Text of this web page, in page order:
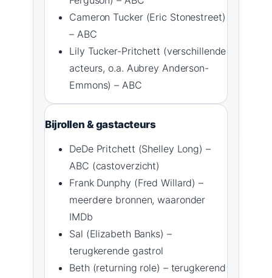
Cameron Tucker (Eric Stonestreet)
– ABC
Lily Tucker-Pritchett (verschillende
acteurs, o.a. Aubrey Anderson-
Emmons) – ABC
Bijrollen & gastacteurs
DeDe Pritchett (Shelley Long) –
ABC (castoverzicht)
Frank Dunphy (Fred Willard) –
meerdere bronnen, waaronder
IMDb
Sal (Elizabeth Banks) –
terugkerende gastrol
Beth (returning role) – terugkerend